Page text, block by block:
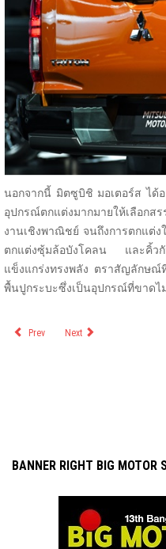
นอกจากนี้ มิตซูบิชิ มอเตอร์ส ได้
อุปกรณ์ตกแต่งมากมายให้เลือก
งานเชิงพาณิชย์ จนถึงการตกแต่
ตกแต่งซุ้มล้อบังโคลน และคิ้วกั
แข็งแกร่งทรงพลัง ตราสัญลักษณ์
พื้นปูกระบะซึ่งเป็นอุปกรณ์ที่ขาดไ
Prev Next
BANNER RIGHT BIG MOTOR